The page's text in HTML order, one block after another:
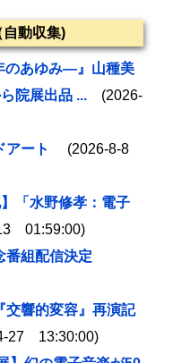
動収集)
のあゆみ―』山種美
院展出品 ... (2026-
アート
(2026-8-8
「水野修孝：電子
01:59:00)
番組配信決定
交響的変容』再演記
27 13:30:00)